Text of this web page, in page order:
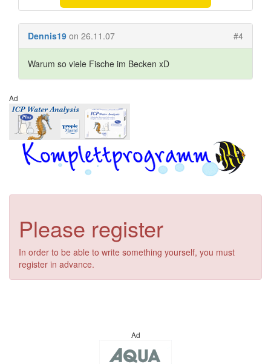
Dennis19 on 26.11.07 #4
Warum so viele Fische im Becken xD
Ad
Please register
In order to be able to write something yourself, you must
register in advance.
Ad